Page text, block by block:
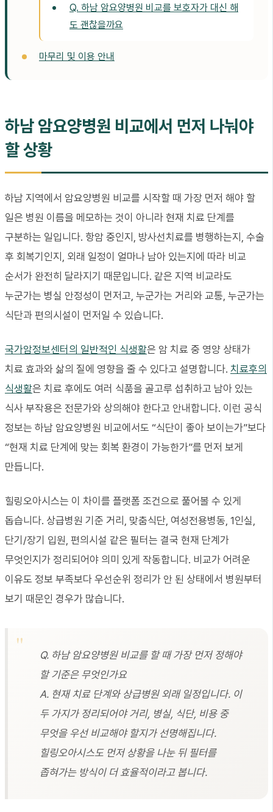
Q. 하남 암요양병원 비교를 보호자가 대신 해
도 괜찮을까요
마무리 및 이용 안내
하남 암요양병원 비교에서 먼저 나눠야
할 상황
하남 지역에서 암요양병원 비교를 시작할 때 가장 먼저 해야 할
일은 병원 이름을 메모하는 것이 아니라 현재 치료 단계를
구분하는 일입니다. 항암 중인지, 방사선치료를 병행하는지, 수술
후 회복기인지, 외래 일정이 얼마나 남아 있는지에 따라 비교
순서가 완전히 달라지기 때문입니다. 같은 지역 비교라도
누군가는 병실 안정성이 먼저고, 누군가는 거리와 교통, 누군가는
식단과 편의시설이 먼저일 수 있습니다.
국가암정보센터의 일반적인 식생활은 암 치료 중 영양 상태가
치료 효과와 삶의 질에 영향을 줄 수 있다고 설명합니다. 치료후의
식생활은 치료 후에도 여러 식품을 골고루 섭취하고 남아 있는
식사 부작용은 전문가와 상의해야 한다고 안내합니다. 이런 공식
정보는 하남 암요양병원 비교에서도 “식단이 좋아 보이는가”보다
“현재 치료 단계에 맞는 회복 환경이 가능한가”를 먼저 보게
만듭니다.
힐링오아시스는 이 차이를 플랫폼 조건으로 풀어볼 수 있게
돕습니다. 상급병원 기준 거리, 맞춤식단, 여성전용병동, 1인실,
단기/장기 입원, 편의시설 같은 필터는 결국 현재 단계가
무엇인지가 정리되어야 의미 있게 작동합니다. 비교가 어려운
이유도 정보 부족보다 우선순위 정리가 안 된 상태에서 병원부터
보기 때문인 경우가 많습니다.
Q. 하남 암요양병원 비교를 할 때 가장 먼저 정해야
할 기준은 무엇인가요
A. 현재 치료 단계와 상급병원 외래 일정입니다. 이
두 가지가 정리되어야 거리, 병실, 식단, 비용 중
무엇을 우선 비교해야 할지가 선명해집니다.
힐링오아시스도 먼저 상황을 나눈 뒤 필터를
좁혀가는 방식이 더 효율적이라고 봅니다.